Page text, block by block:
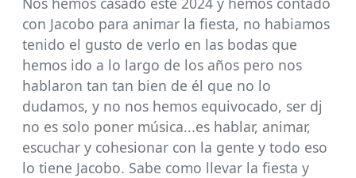
con Jacobo para animar la fiesta, no habiamos
tenido el gusto de verlo en las bodas que
hemos ido a lo largo de los años pero nos
hablaron tan tan bien de él que no lo
dudamos, y no nos hemos equivocado, ser dj
no es solo poner música...es hablar, animar,
escuchar y cohesionar con la gente y todo eso
lo tiene Jacobo. Sabe como llevar la fiesta y